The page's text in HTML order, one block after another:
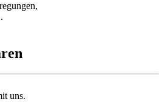
uns.